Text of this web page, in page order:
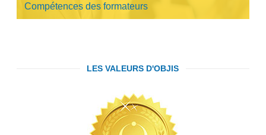
Compétences des formateurs
mis en ligne 200 tutoriels en libre accès, qui ont
permis à des milliers de développeurs de
commencer leur apprentissage du
développement Informatique.
LES VALEURS D'OBJIS